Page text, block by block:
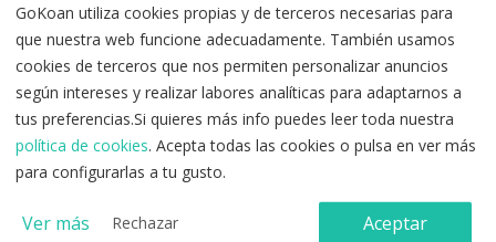
d
e
M
a
d
ri
d
A
GoKoan utiliza cookies propias y de terceros necesarias para
que nuestra web funcione adecuadamente. También usamos
cookies de terceros que nos permiten personalizar anuncios
según intereses y realizar labores analíticas para adaptarnos a
tus preferencias.Si quieres más info puedes leer toda nuestra
política de cookies. Acepta todas las cookies o pulsa en ver más
para configurarlas a tu gusto.
Ver más Rechazar Aceptar